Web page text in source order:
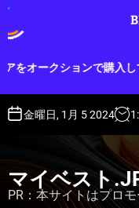
o
してはいけない理
金曜日, 1月 5 2024 1 :
マイベスト
PR：本サイトはプロ